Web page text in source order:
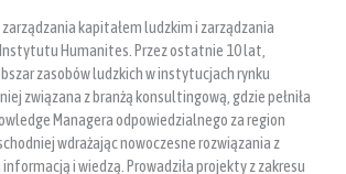
kapitałem ludzkim i zarządzania
Humanites. Przez ostatnie 10 lat,
zasobów ludzkich w instytucjach rynku
związana z branżą konsultingową, gdzie pełniła
Managera odpowiedzialnego za region
wdrażając nowoczesne rozwiązania z
i wiedzą. Prowadziła projekty z zakresu